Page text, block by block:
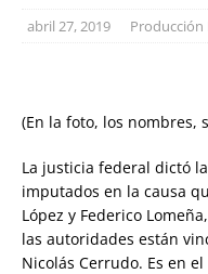
abril 27, 2019 Producción
(En la foto, los nombres,
La justicia federal dictó
imputados en la causa
López y Federico
las autoridades están
Nicolás Cerrudo. Es en